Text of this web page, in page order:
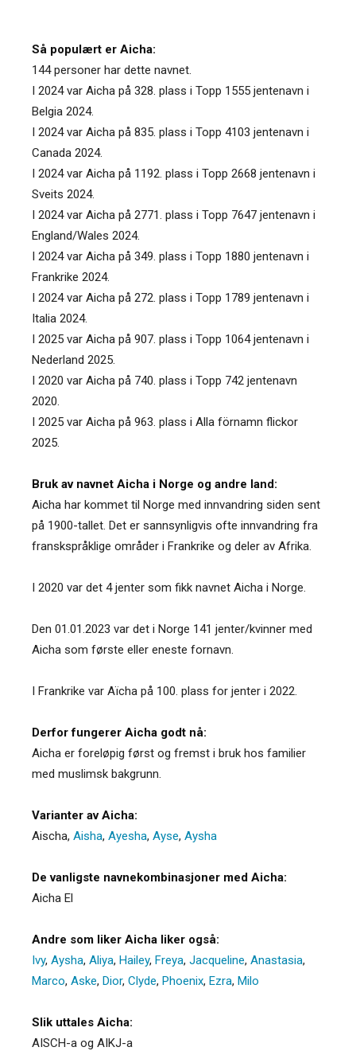
Så populært er Aicha:
144 personer har dette navnet.
I 2024 var Aicha på 328. plass i Topp 1555 jentenavn i
Belgia 2024.
I 2024 var Aicha på 835. plass i Topp 4103 jentenavn i
Canada 2024.
I 2024 var Aicha på 1192. plass i Topp 2668 jentenavn i
Sveits 2024.
I 2024 var Aicha på 2771. plass i Topp 7647 jentenavn i
England/Wales 2024.
I 2024 var Aicha på 349. plass i Topp 1880 jentenavn i
Frankrike 2024.
I 2024 var Aicha på 272. plass i Topp 1789 jentenavn i
Italia 2024.
I 2025 var Aicha på 907. plass i Topp 1064 jentenavn i
Nederland 2025.
I 2020 var Aicha på 740. plass i Topp 742 jentenavn
2020.
I 2025 var Aicha på 963. plass i Alla förnamn flickor
2025.
Bruk av navnet Aicha i Norge og andre land:
Aicha har kommet til Norge med innvandring siden sent
på 1900-tallet. Det er sannsynligvis ofte innvandring fra
franskspråklige områder i Frankrike og deler av Afrika.
I 2020 var det 4 jenter som fikk navnet Aicha i Norge.
Den 01.01.2023 var det i Norge 141 jenter/kvinner med
Aicha som første eller eneste fornavn.
I Frankrike var Aïcha på 100. plass for jenter i 2022.
Derfor fungerer Aicha godt nå:
Aicha er foreløpig først og fremst i bruk hos familier
med muslimsk bakgrunn.
Varianter av Aicha:
Aischa, Aisha, Ayesha, Ayse, Aysha
De vanligste navnekombinasjoner med Aicha:
Aicha El
Andre som liker Aicha liker også:
Ivy, Aysha, Aliya, Hailey, Freya, Jacqueline, Anastasia,
Marco, Aske, Dior, Clyde, Phoenix, Ezra, Milo
Slik uttales Aicha:
AISCH-a og AIKJ-a